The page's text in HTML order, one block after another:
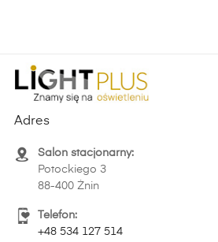
Adres
Salon stacjonarny:
Potockiego 3
88-400 Żnin
Telefon:
+48 534 127 514